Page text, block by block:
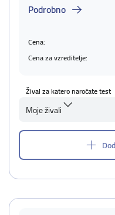
Podrobno
Cena:
Cena za vzreditelje:
Žival za katero naročate test
Moje živali